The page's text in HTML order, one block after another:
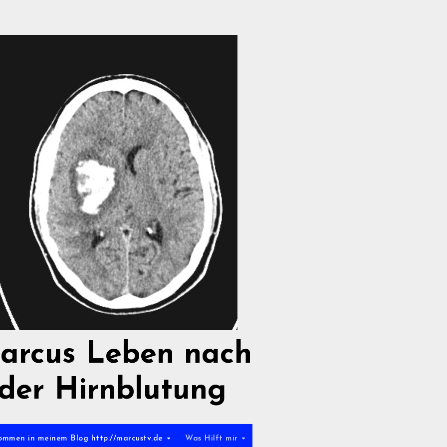
Leben nach
Hirnblutung
in meinem Blog http://marcustv.de Was Hilft mir